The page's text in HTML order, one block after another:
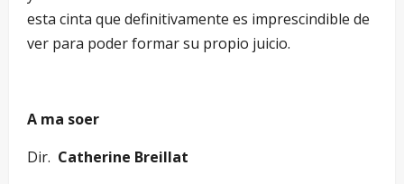
esta cinta que definitivamente es imprescindible de
ver para poder formar su propio juicio.
A ma soer
Dir. Catherine Breillat